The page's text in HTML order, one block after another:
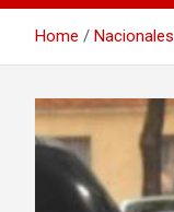
Home Nacionales